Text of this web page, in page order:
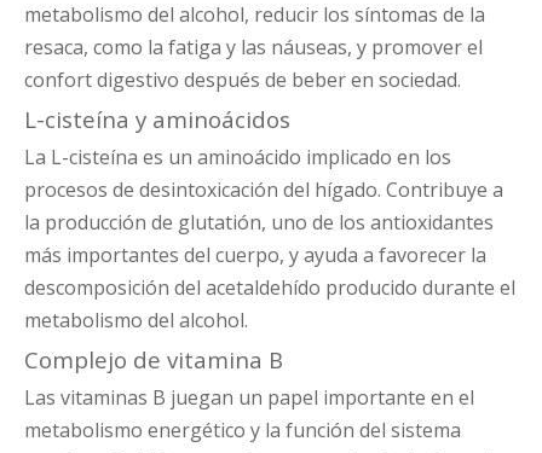
metabolismo del alcohol, reducir los síntomas de la
resaca, como la fatiga y las náuseas, y promover el
confort digestivo después de beber en sociedad.
L-cisteína y aminoácidos
La L-cisteína es un aminoácido implicado en los
procesos de desintoxicación del hígado. Contribuye a
la producción de glutatión, uno de los antioxidantes
más importantes del cuerpo, y ayuda a favorecer la
descomposición del acetaldehído producido durante el
metabolismo del alcohol.
Complejo de vitamina B
Las vitaminas B juegan un papel importante en el
metabolismo energético y la función del sistema